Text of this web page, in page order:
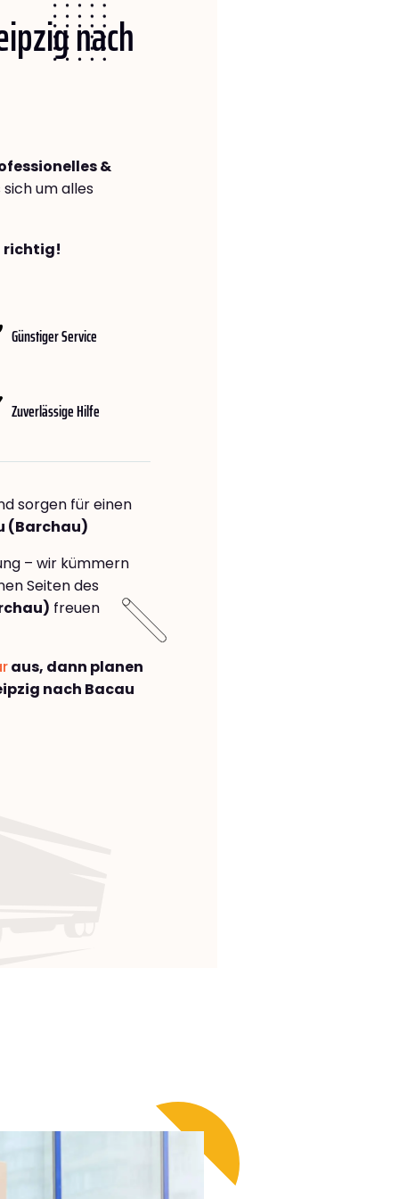
nach
&
sich um alles
richtig!
Günstiger Service
Zuverlässige Hilfe
sorgen für einen
(Barchau)
– wir kümmern
Seiten des
freuen
aus, dann planen
nach Bacau